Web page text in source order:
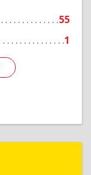
55
1
Подробнее